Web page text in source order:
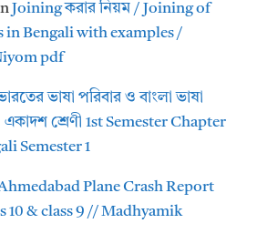
Joining করার নিয়ম / Joining of
in Bengali with examples /
pdf
ভাষা পরিবার ও বাংলা ভাষা
একাদশ শ্রেণী 1st Semester Chapter
Semester 1
Plane Crash Report
10 & class 9 // Madhyamik